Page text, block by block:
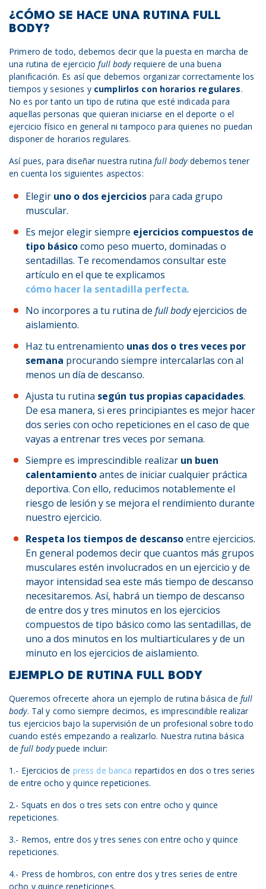
¿CÓMO SE HACE UNA RUTINA FULL
BODY?
Primero de todo, debemos decir que la puesta en marcha de
una rutina de ejerciciofull body requiere de una buena
planificación. Es así que debemos organizar correctamente los
tiempos y sesiones y cumplirlos con horarios regulares.
No es por tanto un tipo de rutina que esté indicada para
aquellas personas que quieran iniciarse en el deporte o el
ejercicio físico en general ni tampoco para quienes no puedan
disponer de horarios regulares.
Así pues, para diseñar nuestra rutinafull bodydebemos tener
en cuenta los siguientes aspectos:
Elegir uno o dos ejercicios para cada grupo
muscular.
Es mejor elegir siempre ejercicios compuestos de
tipo básicocomo peso muerto, dominadas o
sentadillas. Te recomendamos consultar este
artículo en el que te explicamos
cómo hacer la sentadilla perfecta.
No incorpores a tu rutina de full bodyejercicios de
aislamiento.
Haz tu entrenamiento unas dos o tres veces por
semana procurando siempre intercalarlas con al
menos un día de descanso.
Ajusta tu rutina según tus propias capacidades.
De esa manera, si eres principiantes es mejor hacer
dos series con ocho repeticiones en el caso de que
vayas a entrenar tres veces por semana.
Siempre es imprescindible realizar un buen
calentamientoantes de iniciar cualquier práctica
deportiva. Con ello, reducimos notablemente el
riesgo de lesión y se mejora el rendimiento durante
nuestro ejercicio.
Respeta los tiempos de descansoentre ejercicios.
En general podemos decir que cuantos más grupos
musculares estén involucrados en un ejercicio y de
mayor intensidad sea este más tiempo de descanso
necesitaremos. Así, habrá un tiempo de descanso
de entre dos y tres minutos en los ejercicios
compuestos de tipo básico como las sentadillas, de
uno a dos minutos en los multiarticulares y de un
minuto en los ejercicios de aislamiento.
EJEMPLO DE RUTINA FULL BODY
Queremos ofrecerte ahora un ejemplo de rutina básica de full
body. Tal y como siempre decimos, es imprescindible realizar
tus ejercicios bajo la supervisión de un profesional sobre todo
cuando estés empezando a realizarlo. Nuestra rutina básica
defull bodypuede incluir:
1.- Ejercicios de press de banca repartidos en dos o tres series
de entre ocho y quince repeticiones.
2.- Squats en dos o tres sets con entre ocho y quince
repeticiones.
3.- Remos, entre dos y tres series con entre ocho y quince
repeticiones.
4.- Press de hombros, con entre dos y tres series de entre
ocho y quince repeticiones.